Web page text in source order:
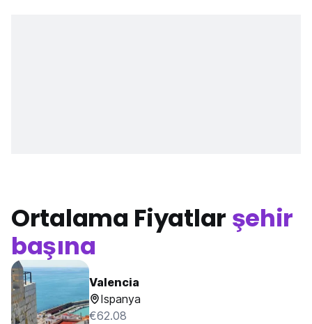
Ortalama Fiyatlar şehir
başına
Valencia
Ispanya
€62.08